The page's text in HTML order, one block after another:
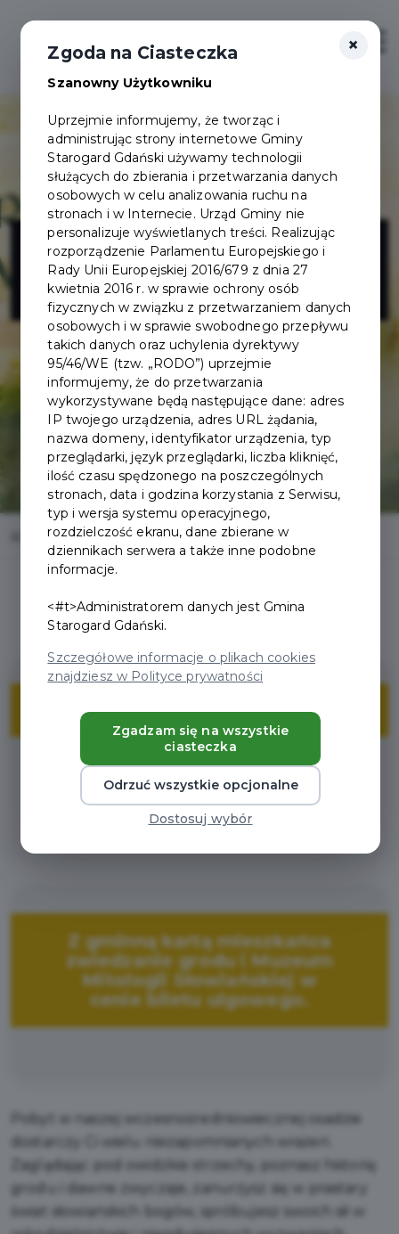
Grodzisko
Owidz
Home Oferty Grodzisko Owidz
ZNIŻKI
Z gminną kartą mieszkańca
zwiedzanie grodu i Muzeum Mitologii
Słowiańskiej w cenie biletu ulgowego.
Z gminną kartą mieszkańca
zwiedzanie grodu i Muzeum
Mitologii Słowiańskiej w
cenie biletu ulgowego.
Pobyt w naszej wczesnośredniowiecznej osadzie
dostarczy Ci wielu niezapomnianych wrażeń.
Zaglądając pod owidzkie strzechy, poznasz historię
grodu i dawne zwyczaje, zanurzysz się w prastary
świat słowiańskich bogów, spróbujesz swoich sił w
×
Zgoda na Ciasteczka
Szanowny Użytkowniku
Uprzejmie informujemy, że tworząc i
administrując strony internetowe Gminy
Starogard Gdański używamy technologii
służących do zbierania i przetwarzania danych
osobowych w celu analizowania ruchu na
stronach i w Internecie. Urząd Gminy nie
personalizuje wyświetlanych treści. Realizując
rozporządzenie Parlamentu Europejskiego i
Rady Unii Europejskiej 2016/679 z dnia 27
kwietnia 2016 r. w sprawie ochrony osób
fizycznych w związku z przetwarzaniem danych
osobowych i w sprawie swobodnego przepływu
takich danych oraz uchylenia dyrektywy
95/46/WE (tzw. „RODO”) uprzejmie
informujemy, że do przetwarzania
wykorzystywane będą następujące dane: adres
IP twojego urządzenia, adres URL żądania,
nazwa domeny, identyfikator urządzenia, typ
przeglądarki, język przeglądarki, liczba kliknięć,
ilość czasu spędzonego na poszczególnych
stronach, data i godzina korzystania z Serwisu,
typ i wersja systemu operacyjnego,
rozdzielczość ekranu, dane zbierane w
dziennikach serwera a także inne podobne
informacje.
<#t>Administratorem danych jest Gmina
Starogard Gdański.
Szczegółowe informacje o plikach cookies
znajdziesz w Polityce prywatności
Zgadzam się na wszystkie
ciasteczka
Odrzuć wszystkie opcjonalne
Dostosuj wybór